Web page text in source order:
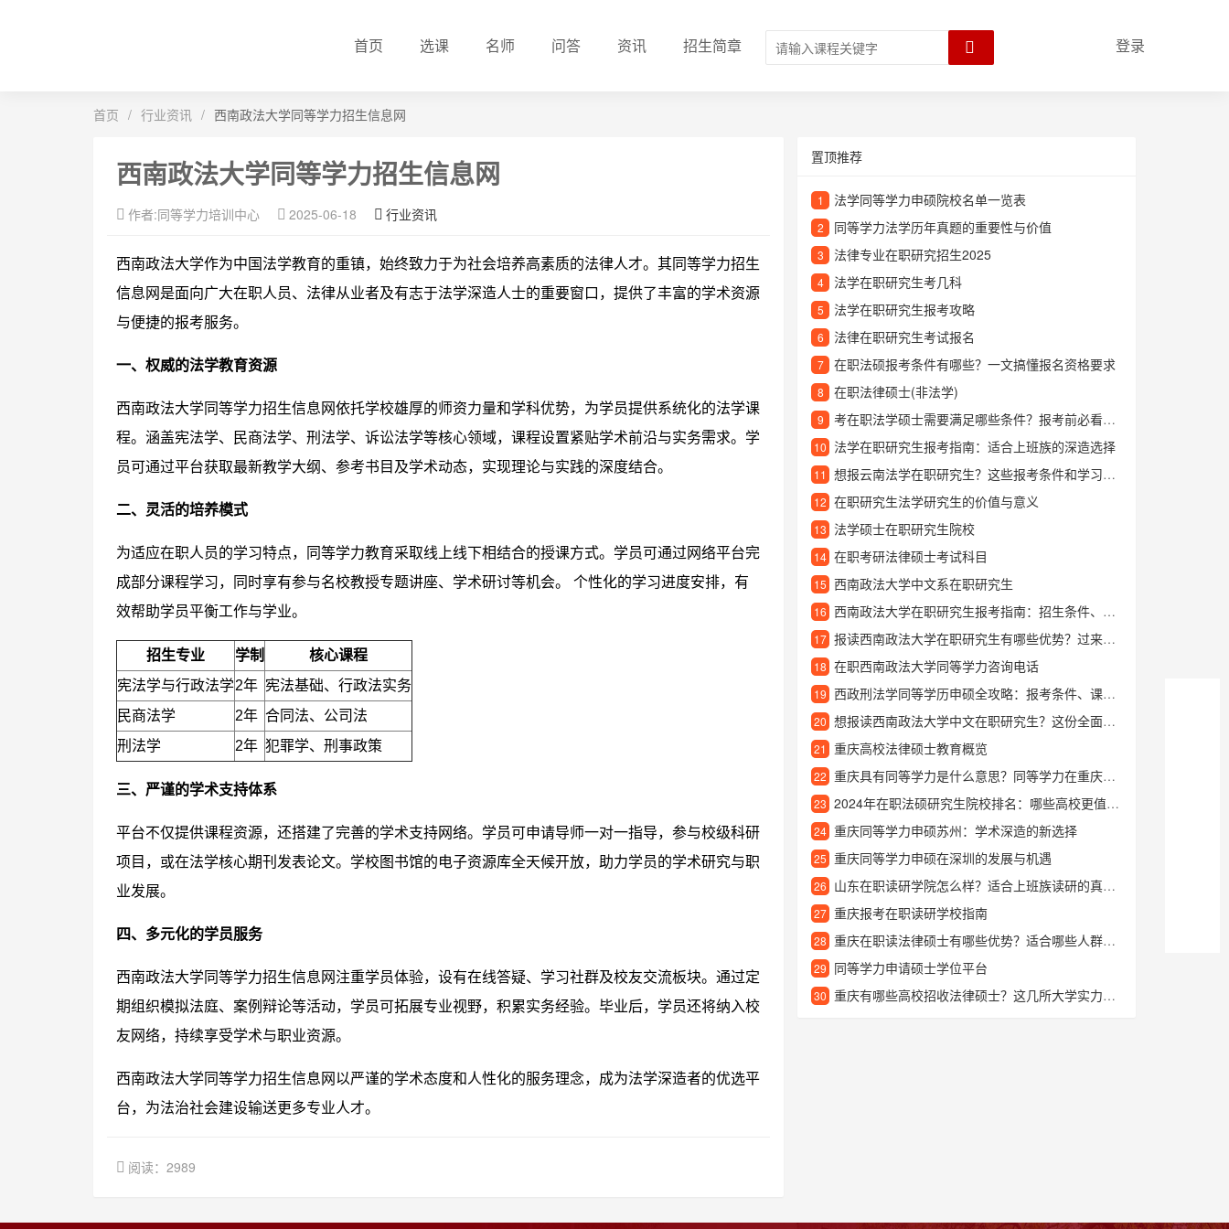
首页 选课 名师 问答 资讯 招生简章 登录
首页 / 行业资讯 / 西南政法大学同等学力招生信息网
西南政法大学同等学力招生信息网
作者:同等学力培训中心 2025-06-18 行业资讯
西南政法大学作为中国法学教育的重镇，始终致力于为社会培养高素质的法律人才。其同等学力招生
信息网是面向广大在职人员、法律从业者及有志于法学深造人士的重要窗口，提供了丰富的学术资源
与便捷的报考服务。
一、权威的法学教育资源
西南政法大学同等学力招生信息网依托学校雄厚的师资力量和学科优势，为学员提供系统化的法学课
程。涵盖宪法学、民商法学、刑法学、诉讼法学等核心领域，课程设置紧贴学术前沿与实务需求。学
员可通过平台获取最新教学大纲、参考书目及学术动态，实现理论与实践的深度结合。
二、灵活的培养模式
为适应在职人员的学习特点，同等学力教育采取线上线下相结合的授课方式。学员可通过网络平台完
成部分课程学习，同时享有参与名校教授专题讲座、学术研讨等机会。 个性化的学习进度安排，有
效帮助学员平衡工作与学业。
招生专业 学制
核心课程
宪法学与行政法学2年 宪法基础、行政法实务
民商法学
2年 合同法、公司法
刑法学
2年 犯罪学、刑事政策
三、严谨的学术支持体系
平台不仅提供课程资源，还搭建了完善的学术支持网络。学员可申请导师一对一指导，参与校级科研
项目，或在法学核心期刊发表论文。学校图书馆的电子资源库全天候开放，助力学员的学术研究与职
业发展。
四、多元化的学员服务
西南政法大学同等学力招生信息网注重学员体验，设有在线答疑、学习社群及校友交流板块。通过定
期组织模拟法庭、案例辩论等活动，学员可拓展专业视野，积累实务经验。毕业后，学员还将纳入校
友网络，持续享受学术与职业资源。
西南政法大学同等学力招生信息网以严谨的学术态度和人性化的服务理念，成为法学深造者的优选平
台，为法治社会建设输送更多专业人才。
阅读：2989
置顶推荐
1 法学同等学力申硕院校名单一览表
2 同等学力法学历年真题的重要性与价值
3 法律专业在职研究招生2025
4 法学在职研究生考几科
5 法学在职研究生报考攻略
6 法律在职研究生考试报名
7 在职法硕报考条件有哪些？一文搞懂报名资格要求
8 在职法律硕士(非法学)
9 考在职法学硕士需要满足哪些条件？报考前必看指南
10 法学在职研究生报考指南：适合上班族的深造选择
11 想报云南法学在职研究生？这些报考条件和学习优势一定要知道
12 在职研究生法学研究生的价值与意义
13 法学硕士在职研究生院校
14 在职考研法律硕士考试科目
15 西南政法大学中文系在职研究生
16 西南政法大学在职研究生报考指南：招生条件、学习方式与含金量解析
17 报读西南政法大学在职研究生有哪些优势？过来人分享真实体验
18 在职西南政法大学同等学力咨询电话
19 西政刑法学同等学历申硕全攻略：报考条件、课程设置与就业前景解析
20 想报读西南政法大学中文在职研究生？这份全面指南告诉你如何申请和就读
21 重庆高校法律硕士教育概览
22 重庆具有同等学力是什么意思？同等学力在重庆的具体要求解析
23 2024年在职法硕研究生院校排名：哪些高校更值得报考？
24 重庆同等学力申硕苏州：学术深造的新选择
25 重庆同等学力申硕在深圳的发展与机遇
26 山东在职读研学院怎么样？适合上班族读研的真实体验分享
27 重庆报考在职读研学校指南
28 重庆在职读法律硕士有哪些优势？适合哪些人群报考？
29 同等学力申请硕士学位平台
30 重庆有哪些高校招收法律硕士？这几所大学实力不错